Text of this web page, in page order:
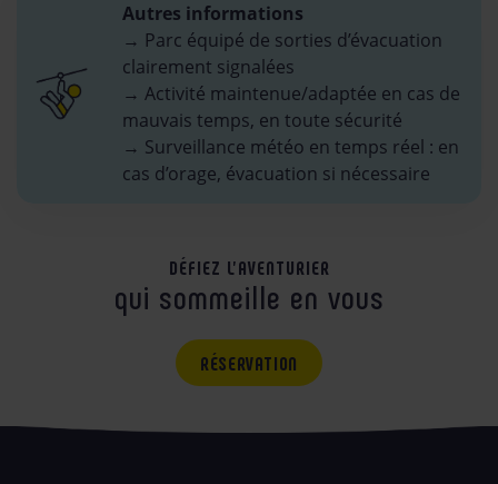
Autres informations
→ Parc équipé de sorties d’évacuation
clairement signalées
→ Activité maintenue/adaptée en cas de
mauvais temps, en toute sécurité
→ Surveillance météo en temps réel : en
cas d’orage, évacuation si nécessaire
DÉFIEZ L'AVENTURIER
qui sommeille en vous
RÉSERVATION